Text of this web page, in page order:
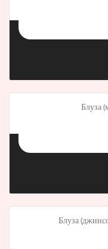
Блуза
Блуза